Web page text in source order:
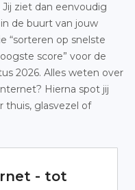
ziet dan eenvoudig
de buurt van jouw
“sorteren op snelste
score” voor de
2026. Alles weten over
Hierna spot jij
thuis, glasvezel of
- tot